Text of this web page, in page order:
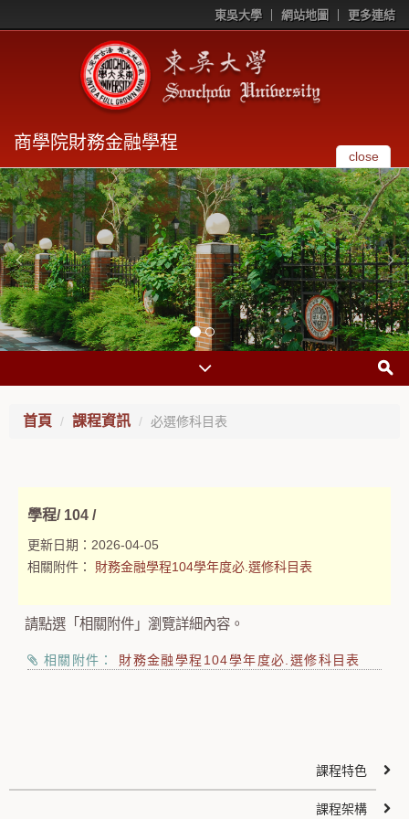
東吳大學 網站地圖 更多連結
商學院財務金融學程
close
首頁 課程資訊 必選修科目表
學程/ 104 /
更新日期： 2026-04-05
相關附件： 財務金融學程104學年度必.選修科目表
請點選「相關附件」瀏覽詳細內容。
相關附件： 財務金融學程104學年度必.選修科目表
課程特色
課程架構